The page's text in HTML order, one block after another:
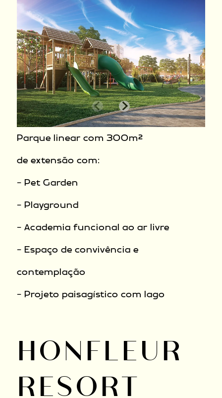
Parque linear com 300m²
de extensão com:
- Pet Garden
- Playground
- Academia funcional ao ar livre
- Espaço de convivência e
contemplação
- Projeto paisagístico com lago
HONFLEUR
RESORT